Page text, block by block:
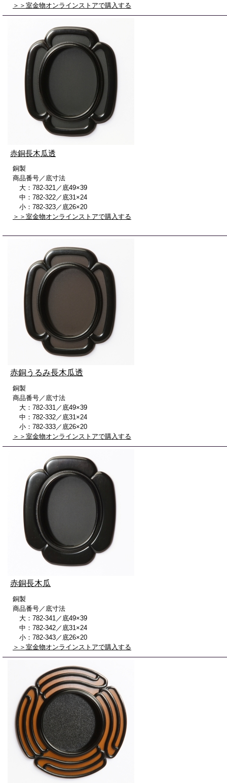
＞＞室金物オンラインストアで購入する
赤銅長木瓜透
銅製
商品番号／底寸法
大：782-321／底49×39
中：782-322／底31×24
小：782-323／底26×20
＞＞室金物オンラインストアで購入する
赤銅うるみ長木瓜透
銅製
商品番号／底寸法
大：782-331／底49×39
中：782-332／底31×24
小：782-333／底26×20
＞＞室金物オンラインストアで購入する
赤銅長木瓜
銅製
商品番号／底寸法
大：782-341／底49×39
中：782-342／底31×24
小：782-343／底26×20
＞＞室金物オンラインストアで購入する